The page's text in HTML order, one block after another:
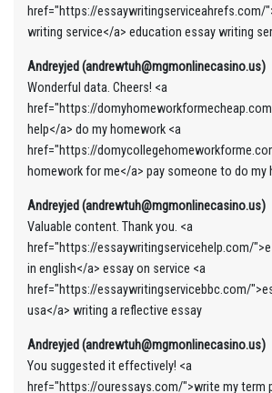
href="https://essaywritingserviceahrefs.com/
writing service</a> education essay writing
Andreyjed (andrewtuh@mgmonlinecasino.us)
Wonderful data. Cheers! <a
href="https://
help</a> do my homework <a
href="https://
homework for me</a> pay someone to do my
Andreyjed (andrewtuh@mgmonlinecasino.us)
Valuable content. Thank you. <a
href="https://essaywritingservicehelp.com/
in english</a> essay on service <a
href="https://essaywritingservicebbc.com/
usa</a> writing a reflective essay
Andreyjed (andrewtuh@mgmonlinecasino.us)
You suggested it effectively! <a
href="https://ouressays.com/">write my term